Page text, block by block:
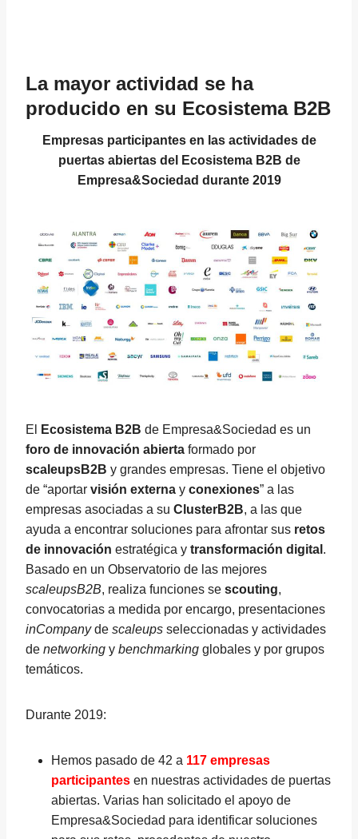
La mayor actividad se ha
producido en su Ecosistema B2B
Empresas participantes en las actividades de
puertas abiertas del Ecosistema B2B de
Empresa&Sociedad durante 2019
El Ecosistema B2B de Empresa&Sociedad es un
foro de innovación abierta formado por
scaleupsB2B y grandes empresas. Tiene el objetivo
de “aportar visión externa y conexiones” a las
empresas asociadas a su ClusterB2B, a las que
ayuda a encontrar soluciones para afrontar sus retos
de innovación estratégica y transformación digital .
Basado en un Observatorio de las mejores
scaleupsB2B, realiza funciones se scouting,
convocatorias a medida por encargo, presentaciones
inCompanyde scaleups seleccionadas y actividades
de networking y benchmarking globales y por grupos
temáticos.
Durante 2019:
Hemos pasado de 42 a 117 empresas
participantes en nuestras actividades de puertas
abiertas. Varias han solicitado el apoyo de
Empresa&Sociedad para identificar soluciones